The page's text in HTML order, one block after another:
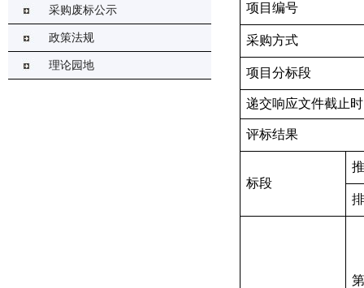
采购废标公示
政策法规
理论园地
项目编号
采购方式
项目分标段
递交响应文件截止
评标结果
标段